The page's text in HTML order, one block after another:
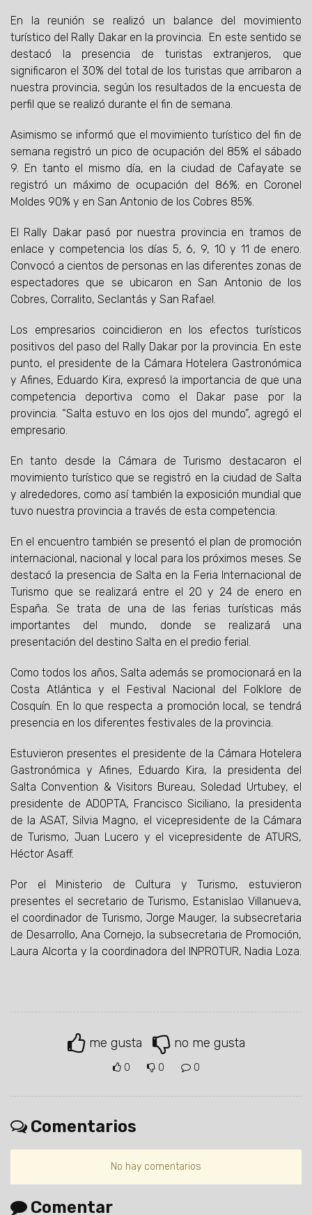
En la reunión se realizó un balance del movimiento
turístico del Rally Dakar en la provincia. En este sentido se
destacó la presencia de turistas extranjeros, que
significaron el 30% del total de los turistas que arribaron a
nuestra provincia, según los resultados de la encuesta de
perfil que se realizó durante el fin de semana.
Asimismo se informó que el movimiento turístico del fin de
semana registró un pico de ocupación del 85% el sábado
9. En tanto el mismo día, en la ciudad de Cafayate se
registró un máximo de ocupación del 86%; en Coronel
Moldes 90% y en San Antonio de los Cobres 85%.
El Rally Dakar pasó por nuestra provincia en tramos de
enlace y competencia los días 5, 6, 9, 10 y 11 de enero.
Convocó a cientos de personas en las diferentes zonas de
espectadores que se ubicaron en San Antonio de los
Cobres, Corralito, Seclantás y San Rafael.
Los empresarios coincidieron en los efectos turísticos
positivos del paso del Rally Dakar por la provincia. En este
punto, el presidente de la Cámara Hotelera Gastronómica
y Afines, Eduardo Kira, expresó la importancia de que una
competencia deportiva como el Dakar pase por la
provincia. “Salta estuvo en los ojos del mundo”, agregó el
empresario.
En tanto desde la Cámara de Turismo destacaron el
movimiento turístico que se registró en la ciudad de Salta
y alrededores, como así también la exposición mundial que
tuvo nuestra provincia a través de esta competencia.
En el encuentro también se presentó el plan de promoción
internacional, nacional y local para los próximos meses. Se
destacó la presencia de Salta en la Feria Internacional de
Turismo que se realizará entre el 20 y 24 de enero en
España. Se trata de una de las ferias turísticas más
importantes del mundo, donde se realizará una
presentación del destino Salta en el predio ferial.
Como todos los años, Salta además se promocionará en la
Costa Atlántica y el Festival Nacional del Folklore de
Cosquín. En lo que respecta a promoción local, se tendrá
presencia en los diferentes festivales de la provincia.
Estuvieron presentes el presidente de la Cámara Hotelera
Gastronómica y Afines, Eduardo Kira, la presidenta del
Salta Convention & Visitors Bureau, Soledad Urtubey, el
presidente de ADOPTA, Francisco Siciliano, la presidenta
de la ASAT, Silvia Magno, el vicepresidente de la Cámara
de Turismo, Juan Lucero y el vicepresidente de ATURS,
Héctor Asaff.
Por el Ministerio de Cultura y Turismo, estuvieron
presentes el secretario de Turismo, Estanislao Villanueva,
el coordinador de Turismo, Jorge Mauger, la subsecretaria
de Desarrollo, Ana Cornejo, la subsecretaria de Promoción,
Laura Alcorta y la coordinadora del INPROTUR, Nadia Loza.
me gusta no me gusta
0 0 0
Comentarios
No hay comentarios
Comentar